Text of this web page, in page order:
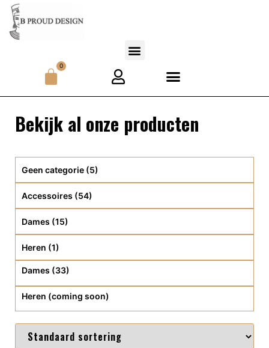
0
Bekijk al onze producten
Geen categorie (5)
Accessoires (54)
Dames (15)
Heren (1)
Dames (33)
Heren (coming soon)